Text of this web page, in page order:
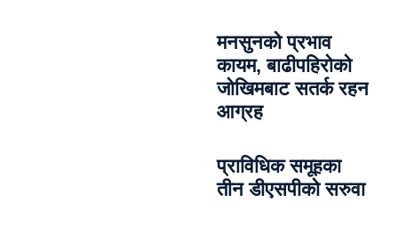
मनसुनको प्रभाव
कायम, बाढीपहिरोको
जोखिमबाट सतर्क रहन
आग्रह
प्राविधिक समूहका
तीन डीएसपीको सरुवा